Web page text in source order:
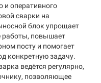
и оперативного
сварки на
блок упрощает
работы, повышает
посту и помогает
конкретную задачу.
ведётся регулярно,
позволяющее